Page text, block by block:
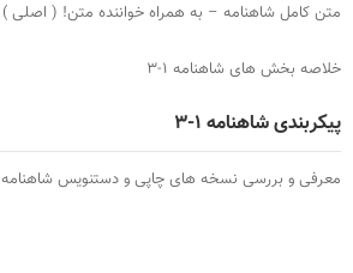
متن کامل شاهنامه – به همراه خواننده متن! ( اصلی )
خلاصه بخش های شاهنامه ۱-۳
پیکربندی شاهنامه ۱-۳
معرفی و بررسی نسخه های چاپی و دستنویس شاهنامه ۱-۳